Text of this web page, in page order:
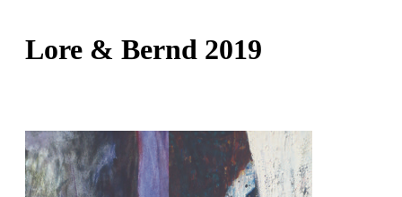
Lore & Bernd 2019